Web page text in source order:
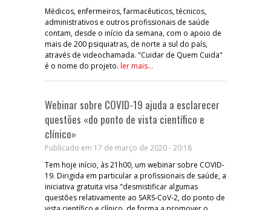
Médicos, enfermeiros, farmacêuticos, técnicos,
administrativos e outros profissionais de saúde
contam, desde o início da semana, com o apoio de
mais de 200 psiquiatras, de norte a sul do país,
através de videochamada. "Cuidar de Quem Cuida"
é o nome do projeto. ler mais...
Webinar sobre COVID-19 ajuda a esclarecer
questões «do ponto de vista científico e
clínico»
Publicado em 17 de março de 2020 - 20:18
Tem hoje início, às 21h00, um webinar sobre COVID-
19. Dirigida em particular a profissionais de saúde, a
iniciativa gratuita visa "desmistificar algumas
questões relativamente ao SARS-CoV-2, do ponto de